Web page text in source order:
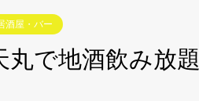
酒屋・バー
で地酒飲み放題